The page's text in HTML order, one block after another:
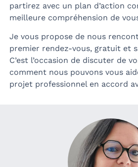
partirez avec un plan d’action
meilleure compréhension de
Je vous propose de nous
premier rendez-vous, gratuit et
C’est l’occasion de discuter de
comment nous pouvons vous
projet professionnel en accord